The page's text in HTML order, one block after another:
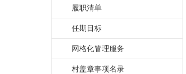
履职清单
任期目标
网格化管理服务
村盖章事项名录